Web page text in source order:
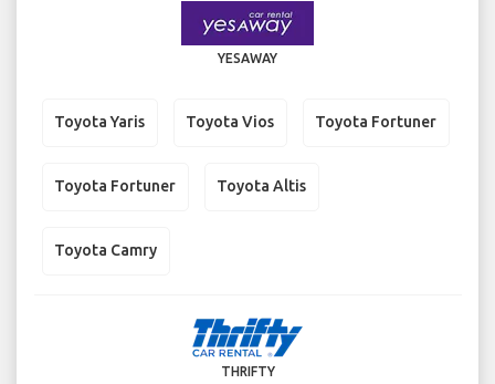
YESAWAY
Toyota Yaris Toyota Vios Toyota Fortuner
Toyota Fortuner Toyota Altis
Toyota Camry
THRIFTY